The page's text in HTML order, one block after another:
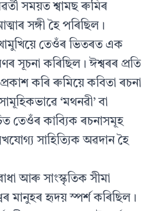
সময়ত শ্বামছ ৰুমিৰ
সঙ্গী হৈ পৰিছিল।
তেওঁৰ ভিতৰত এক
সূচনা কৰিছিল। ঈশ্বৰৰ প্ৰতি
কৰি ৰুমিয়ে কবিতা ৰচনা
‘মথনৱী’ বা
তেওঁৰ কাব্যিক ৰচনাসমূহ
সাহিত্যিক অৱদান হৈ
আৰু সাংস্কৃতিক সীমা
মানুহৰ হৃদয় স্পৰ্শ কৰিছিল।